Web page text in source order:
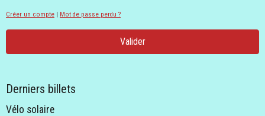
Créer un compte | Mot de passe perdu ?
Valider
Derniers billets
Vélo solaire